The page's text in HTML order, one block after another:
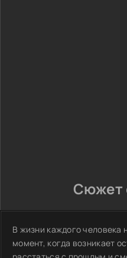
Сюжет
В жизни каждого человека
момент, когда возникает